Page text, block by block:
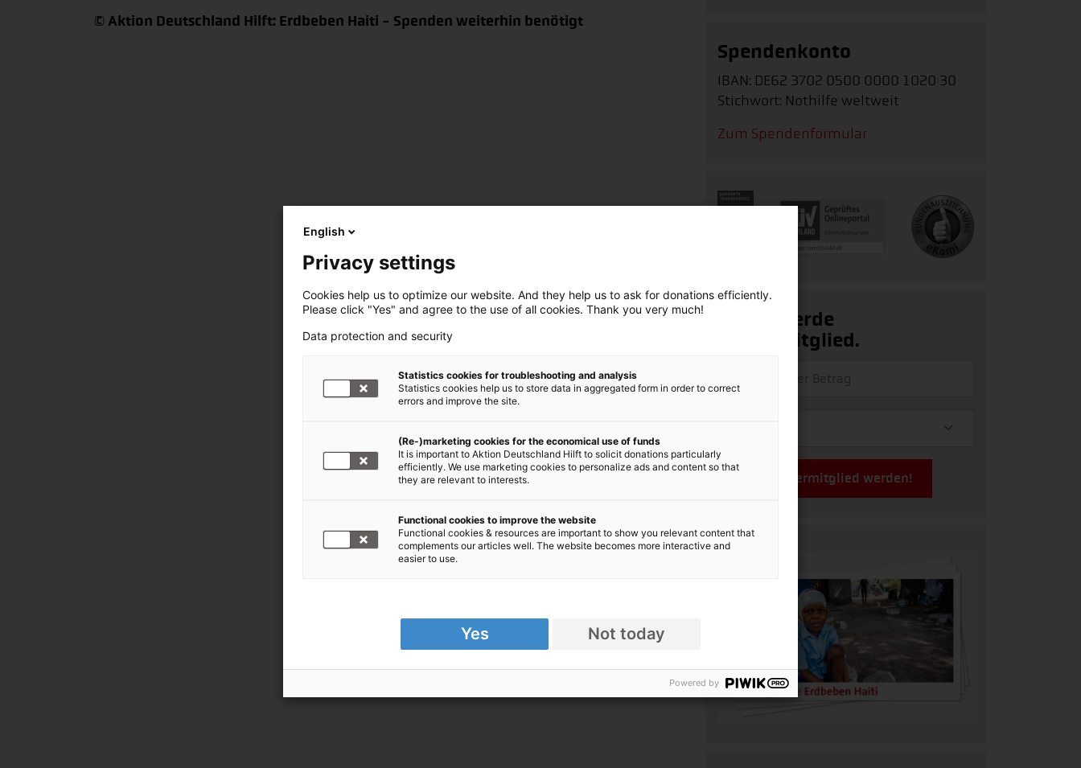
© Aktion Deutschland Hilft: Erdbeben Haiti - Spenden weiterhin benötigt
Spendenkonto
IBAN: DE62 3702 0500 0000 1020 30
Stichwort: Nothilfe weltweit
Zum Spendenformular
Ja, ich werde
Fördermitglied.
Jetzt Fördermitglied werden!
English
Privacy settings
Cookies help us to optimize our website. And they help us to ask for donations efficiently.
Please click "Yes" and agree to the use of all cookies. Thank you very much!
Data protection and security
Statistics cookies for troubleshooting and analysis
Statistics cookies help us to store data in aggregated form in order to correct
errors and improve the site.
(Re-)marketing cookies for the economical use of funds
It is important to Aktion Deutschland Hilft to solicit donations particularly
efficiently. We use marketing cookies to personalize ads and content so that
they are relevant to interests.
Functional cookies to improve the website
Functional cookies & resources are important to show you relevant content that
complements our articles well. The website becomes more interactive and
easier to use.
Yes Not today
Powered by